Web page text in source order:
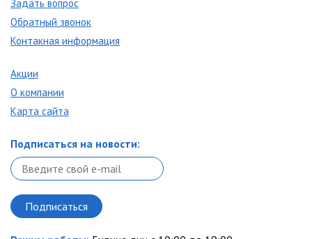
Задать вопрос
Обратный звонок
Контакная информация
Акции
О компании
Карта сайта
Подписаться на новости: